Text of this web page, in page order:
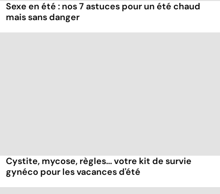
Sexe en été : nos 7 astuces pour un été chaud
mais sans danger
Cystite, mycose, règles... votre kit de survie
gynéco pour les vacances d'été